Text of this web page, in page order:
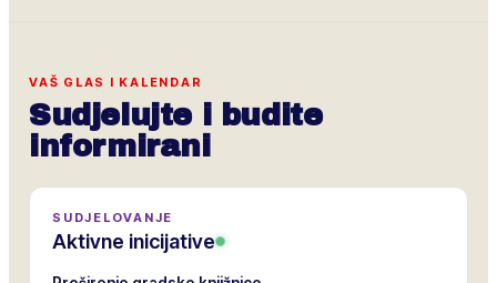
VAŠ GLAS I KALENDAR
Sudjelujte i budite
informirani
SUDJELOVANJE
Aktivne inicijative